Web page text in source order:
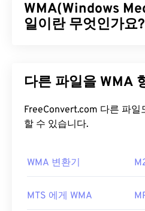
용하여 파일 크기를 압축하
파일을 제공합니다. 또한
MP4 파일은 운영 체제의 기
Windows Media Player
로,
일부 기기, 특히 모바일 기기
WMA(Windows
일이란 무엇인가요?
했습니다. WMA는 오디오
Lossless,WMA Voice등 여
며 발전해 왔습니다. WMA는
WMA 파일을 어떻
Windows Media의 핵심 구
다른 파일
FreeConvert.com 다른 파일도 WMA 형식으로
할 수 있습니다.
WMA 변환기
MTS 에게 WMA